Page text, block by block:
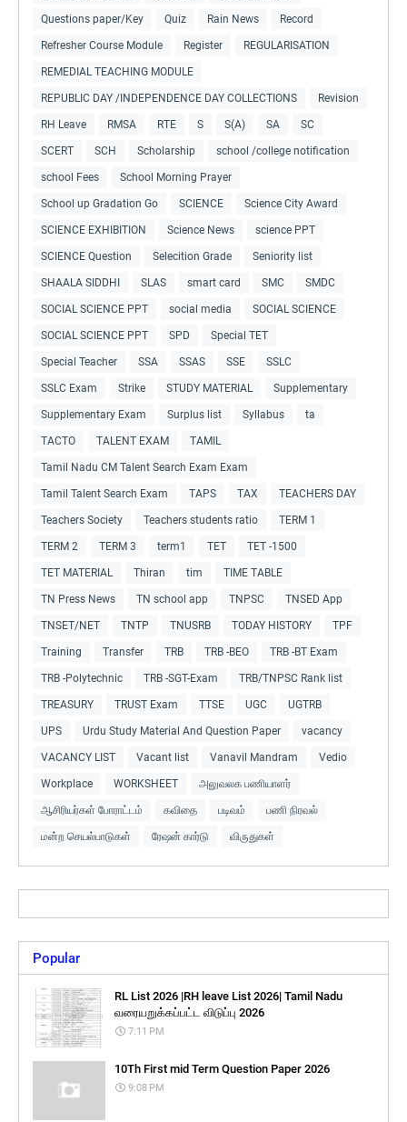
Questions paper/Key Quiz Rain News Record
Refresher Course Module Register REGULARISATION
REMEDIAL TEACHING MODULE
REPUBLIC DAY /INDEPENDENCE DAY COLLECTIONS Revision
RH Leave RMSA RTE S S(A) SA SC
SCERT SCH Scholarship school /college notification
school Fees School Morning Prayer
School up Gradation Go SCIENCE Science City Award
SCIENCE EXHIBITION Science News science PPT
SCIENCE Question Selecition Grade Seniority list
SHAALA SIDDHI SLAS smart card SMC SMDC
SOCIAL SCIENCE PPT social media SOCIAL SCIENCE
SOCIAL SCIENCE PPT SPD Special TET
Special Teacher SSA SSAS SSE SSLC
SSLC Exam Strike STUDY MATERIAL Supplementary
Supplementary Exam Surplus list Syllabus ta
TACTO TALENT EXAM TAMIL
Tamil Nadu CM Talent Search Exam Exam
Tamil Talent Search Exam TAPS TAX TEACHERS DAY
Teachers Society Teachers students ratio TERM 1
TERM 2 TERM 3 term1 TET TET -1500
TET MATERIAL Thiran tim TIME TABLE
TN Press News TN school app TNPSC TNSED App
TNSET/NET TNTP TNUSRB TODAY HISTORY TPF
Training Transfer TRB TRB -BEO TRB -BT Exam
TRB -Polytechnic TRB -SGT-Exam TRB/TNPSC Rank list
TREASURY TRUST Exam TTSE UGC UGTRB
UPS Urdu Study Material And Question Paper vacancy
VACANCY LIST Vacant list Vanavil Mandram Vedio
Workplace WORKSHEET அலுவலக பணியாளர்
ஆசிரியர்கள் போராட்டம் கவிதை படிவம் பணி நிரவல்
மன்ற செயல்பாடுகள் ரேஷன் கார்டு விருதுகள்
Popular
RL List 2026 |RH leave List 2026| Tamil Nadu
வரையறுக்கப்பட்ட விடுப்பு 2026
7:11 PM
10Th First mid Term Question Paper 2026
9:08 PM